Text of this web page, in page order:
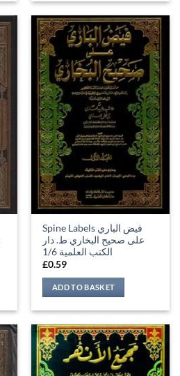
Spine Labels فيض الباري
على صحيح البخاري ط. دار
الكتب العلمية 1/6
£0.59
ADD TO BASKET